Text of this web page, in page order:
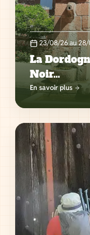
23/08/26 au
La
Noir…
En savoir plus